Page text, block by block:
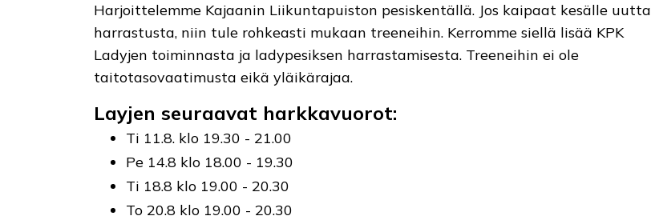
Harjoittelemme Kajaanin Liikuntapuiston pesiskentällä. Jos kaipaat kesälle uutta
harrastusta, niin tule rohkeasti mukaan treeneihin. Kerromme siellä lisää KPK
Ladyjen toiminnasta ja ladypesiksen harrastamisesta. Treeneihin ei ole
taitotasovaatimusta eikä yläikärajaa.
Layjen seuraavat harkkavuorot:
Ti 11.8. klo 19.30 - 21.00
Pe 14.8 klo 18.00 - 19.30
Ti 18.8 klo 19.00 - 20.30
To 20.8 klo 19.00 - 20.30